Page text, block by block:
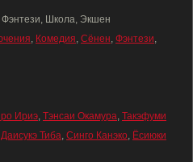
Школа, Экшен
, Комедия, Сёнен, Фэнтези,
Ириэ, Тэнсаи Окамура, Такэфуми
Даисукэ Тиба, Синго Канэко, Ёсиюки